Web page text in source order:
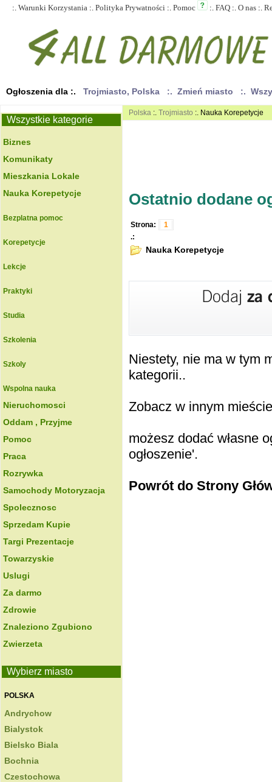
:. Warunki Korzystania :. Polityka Prywatności :. Pomoc :. FAQ :. O nas :.
Ogłoszenia dla :. Trojmiasto, Polska :. Zmień miasto :.
Wszystkie kategorie
Biznes
Komunikaty
Mieszkania Lokale
Nauka Korepetycje
Bezplatna pomoc
Korepetycje
Lekcje
Praktyki
Studia
Szkolenia
Szkoly
Wspolna nauka
Nieruchomosci
Oddam , Przyjme
Pomoc
Praca
Rozrywka
Samochody Motoryzacja
Spolecznosc
Sprzedam Kupie
Targi Prezentacje
Towarzyskie
Uslugi
Za darmo
Zdrowie
Znaleziono Zgubiono
Zwierzeta
Wybierz miasto
POLSKA
Andrychow
Bialystok
Bielsko Biala
Bochnia
Czestochowa
Polska :. Trojmiasto :. Nauka Korepetycje
Ostatnio dodane
Strona:
1
.:
Nauka Korepetycje
Niestety, nie ma w tym
kategorii..
Zobacz w innym
możesz dodać własne
ogłoszenie'.
Powrót do Strony